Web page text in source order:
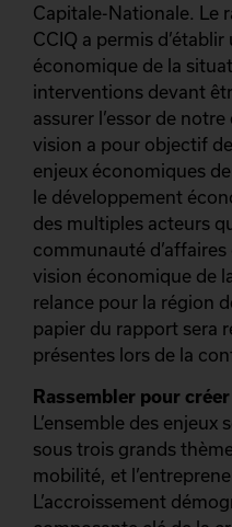
Capitale-Nationale. Le
CCIQ a permis
économique de la
interventions devant
assurer l’essor de
vision a pour objectif
enjeux économiques
le développement
des multiples acteurs
communauté d’affaires
vision économique de
relance pour la région
papier du rapport sera
présentes lors de la
Rassembler pour créer
L’ensemble des
sous trois grands
mobilité, et
L’accroissement